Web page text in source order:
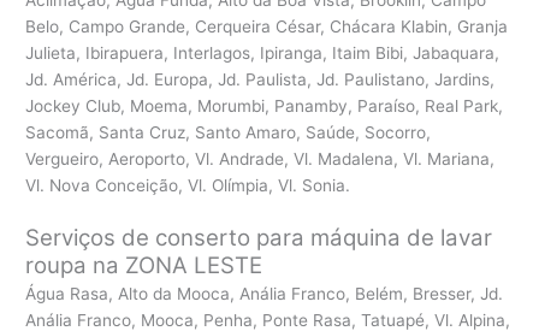
Belo, Campo Grande, Cerqueira César, Chácara Klabin, Granja
Julieta, Ibirapuera, Interlagos, Ipiranga, Itaim Bibi, Jabaquara,
Jd. América, Jd. Europa, Jd. Paulista, Jd. Paulistano, Jardins,
Jockey Club, Moema, Morumbi, Panamby, Paraíso, Real Park,
Sacomã, Santa Cruz, Santo Amaro, Saúde, Socorro,
Vergueiro, Aeroporto, Vl. Andrade, Vl. Madalena, Vl. Mariana,
Vl. Nova Conceição, Vl. Olímpia, Vl. Sonia.
Serviços de conserto para máquina de lavar
roupa na ZONA LESTE
Água Rasa, Alto da Mooca, Anália Franco, Belém, Bresser, Jd.
Anália Franco, Mooca, Penha, Ponte Rasa, Tatuapé, Vl. Alpina,